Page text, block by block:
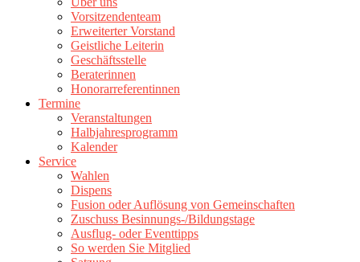
Vorsitzendenteam
Erweiterter Vorstand
Geistliche Leiterin
Geschäftsstelle
Beraterinnen
Honorarreferentinnen
Termine
Veranstaltungen
Halbjahresprogramm
Kalender
Service
Wahlen
Dispens
Fusion oder Auflösung von Gemeinschaften
Zuschuss Besinnungs-/Bildungstage
Ausflug- oder Eventtipps
So werden Sie Mitglied